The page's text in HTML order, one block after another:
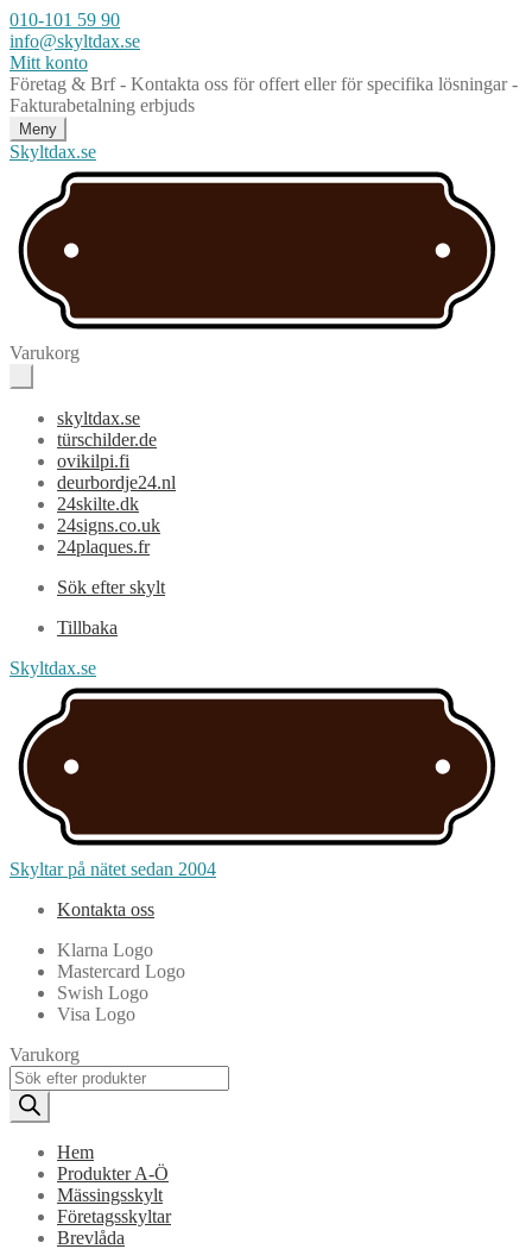
010-101 59 90
info@skyltdax.se
Mitt konto
Företag & Brf - Kontakta oss för offert eller för specifika lösningar -
Fakturabetalning erbjuds
Meny
Skyltdax.se
Varukorg
skyltdax.se
türschilder.de
ovikilpi.fi
deurbordje24.nl
24skilte.dk
24signs.co.uk
24plaques.fr
Sök efter skylt
Tillbaka
Skyltdax.se
Skyltar på nätet sedan 2004
Kontakta oss
Klarna Logo
Mastercard Logo
Swish Logo
Visa Logo
Varukorg
Products
search
Hem
Produkter A-Ö
Mässingsskylt
Företagsskyltar
Brevlåda